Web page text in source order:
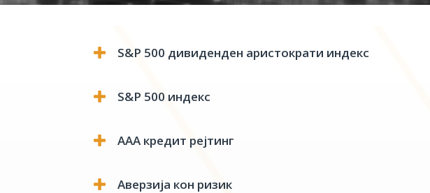
S&P 500 дивиденден аристократи индекс
S&P 500 индекс
ААА кредит рејтинг
Аверзија кон ризик